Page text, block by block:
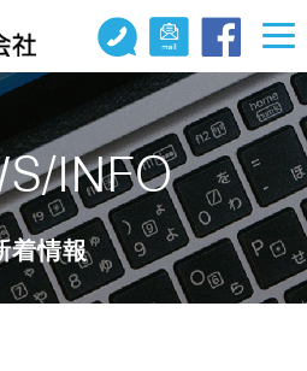
INFO
着情報